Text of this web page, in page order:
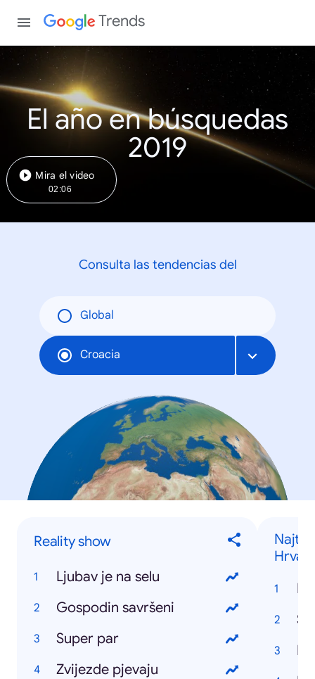
Trends
El año en búsquedas
2019
Mira el video
02:06
Consulta las tendencias del
Global
Croacia
Reality show
Ljubav je na selu
Gospodin savršeni
Super par
Zvijezde pjevaju